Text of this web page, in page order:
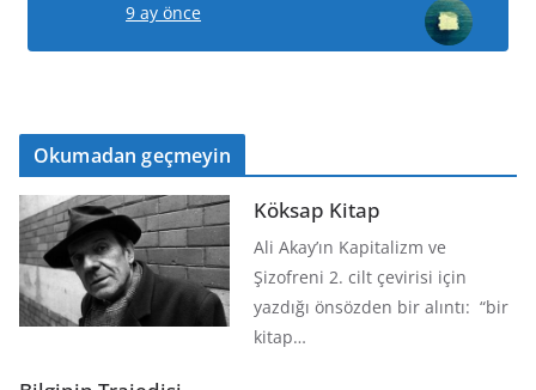
9 ay önce
Okumadan geçmeyin
Köksap Kitap
Ali Akay’ın Kapitalizm ve
Şizofreni 2. cilt çevirisi için
yazdığı önsözden bir alıntı: “bir
kitap…